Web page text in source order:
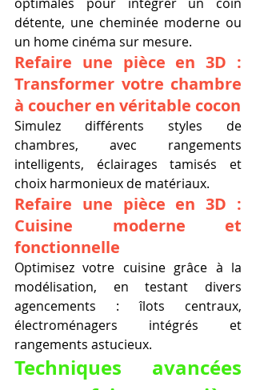
détente, une cheminée moderne ou
un home cinéma sur mesure.
Refaire une pièce en 3D :
Transformer votre chambre
à coucher en véritable cocon
Simulez différents styles de
chambres, avec rangements
intelligents, éclairages tamisés et
choix harmonieux de matériaux.
Refaire une pièce en 3D :
Cuisine moderne et
fonctionnelle
Optimisez votre cuisine grâce à la
modélisation, en testant divers
agencements : îlots centraux,
électroménagers intégrés et
rangements astucieux.
Techniques avancées